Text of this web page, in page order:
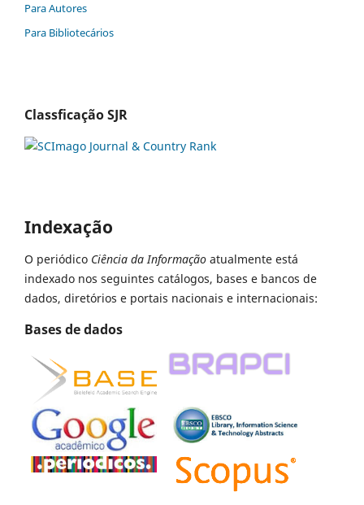
Para Autores
Para Bibliotecários
Classficação SJR
Indexação
O periódico Ciência da Informação atualmente está
indexado nos seguintes catálogos, bases e bancos de
dados, diretórios e portais nacionais e internacionais:
Bases de dados